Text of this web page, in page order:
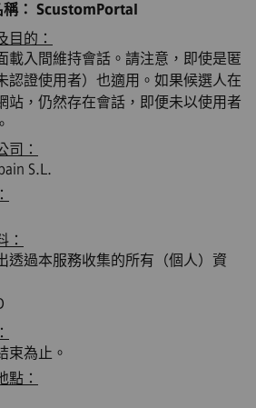
： ScustomPortal
目的：
載入間維持會話。請注意，即使是匿
認證使用者）也適用。如果候選人在
站，仍然存在會話，即便未以使用者
司：
S.L.
：
透過本服務收集的所有（個人）資
束為止。
點：